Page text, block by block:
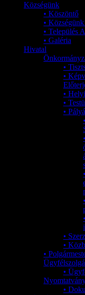
Községünk
• Köszöntő
•
• Település
• Galéria
Hivatal
•
•
•
•
•
•
•
•
•
•